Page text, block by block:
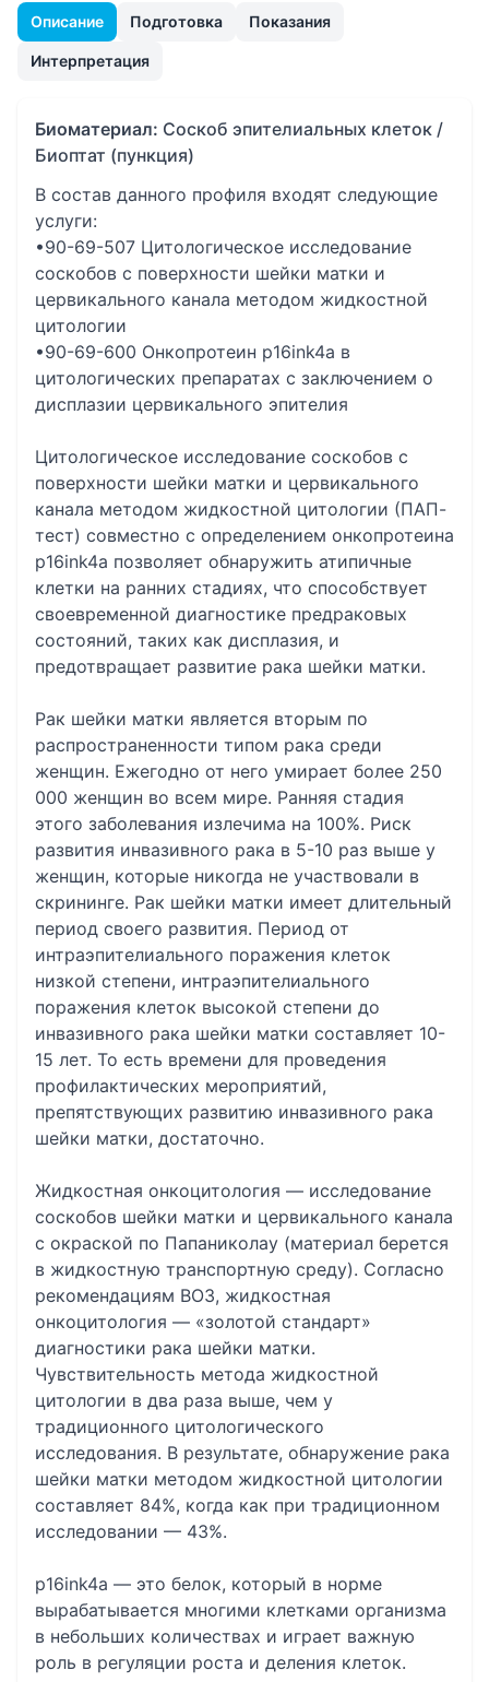
Описание Подготовка Показания
Интерпретация
Биоматериал: Соскоб эпителиальных клеток /
Биоптат (пункция)
В состав данного профиля входят следующие
услуги:
•90-69-507 Цитологическое исследование
соскобов с поверхности шейки матки и
цервикального канала методом жидкостной
цитологии
•90-69-600 Онкопротеин p16ink4a в
цитологических препаратах с заключением о
дисплазии цервикального эпителия
Цитологическое исследование соскобов с
поверхности шейки матки и цервикального
канала методом жидкостной цитологии (ПАП-
тест) совместно с определением онкопротеина
p16ink4a позволяет обнаружить атипичные
клетки на ранних стадиях, что способствует
своевременной диагностике предраковых
состояний, таких как дисплазия, и
предотвращает развитие рака шейки матки.
Рак шейки матки является вторым по
распространенности типом рака среди
женщин. Ежегодно от него умирает более 250
000 женщин во всем мире. Ранняя стадия
этого заболевания излечима на 100%. Риск
развития инвазивного рака в 5-10 раз выше у
женщин, которые никогда не участвовали в
скрининге. Рак шейки матки имеет длительный
период своего развития. Период от
интраэпителиального поражения клеток
низкой степени, интраэпителиального
поражения клеток высокой степени до
инвазивного рака шейки матки составляет 10-
15 лет. То есть времени для проведения
профилактических мероприятий,
препятствующих развитию инвазивного рака
шейки матки, достаточно.
Жидкостная онкоцитология — исследование
соскобов шейки матки и цервикального канала
с окраской по Папаниколау (материал берется
в жидкостную транспортную среду). Согласно
рекомендациям ВОЗ, жидкостная
онкоцитология — «золотой стандарт»
диагностики рака шейки матки.
Чувствительность метода жидкостной
цитологии в два раза выше, чем у
традиционного цитологического
исследования. В результате, обнаружение рака
шейки матки методом жидкостной цитологии
составляет 84%, когда как при традиционном
исследовании — 43%.
p16ink4a — это белок, который в норме
вырабатывается многими клетками организма
в небольших количествах и играет важную
роль в регуляции роста и деления клеток.